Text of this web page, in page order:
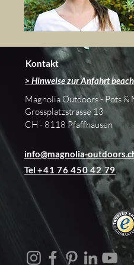
Kontakt
> Hinweise zur Anfahrt
Magnolia Outdoors - Pots &
Grossplatzstrasse 13
CH - 8118 Pfaffhausen
info@magnolia-
Tel +41 76 450 42 79